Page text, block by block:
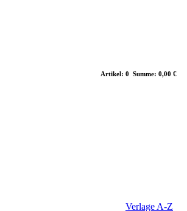
Artikel: 0 Summe: 0,00 €
Verlage A-Z